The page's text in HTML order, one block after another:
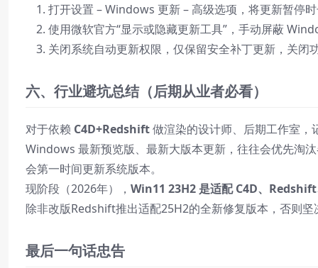
打开设置 – Windows 更新 – 高级选项，将更新暂停时
使用微软官方“显示或隐藏更新工具”，手动屏蔽
关闭系统自动更新权限，仅保留安全补丁更新，关闭
六、行业避坑总结（后期从业者必看）
对于依赖 C4D+Redshift做渲染的设计师、后期工作室，
Windows 最新预览版、最新大版本更新，往往会优先淘
会第一时间更新系统版本。
现阶段（2026年）， Win11 23H2 是适配 C4D、
除非改版Redshift推出适配25H2的全新修复版本，否则坚
最后一句话忠告